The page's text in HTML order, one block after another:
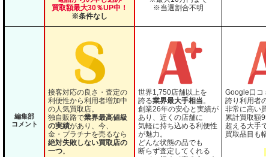
買取額最大30％UP中！
※条件なし
※当選割合不明
編集部
コメント
接客対応の良さ・査定の
利便性から利用者増加中
の人気買取店。
独自販路で業界最高値級
の実績があり、今、
金・プラチナを売るなら
絶対失敗しない買取店の
一つ。
世界1,750店舗以上を
誇る業界最大手相当 。
創業26年の安心と実績が
あり、近くの店舗に
気軽に持ち込める利便性
が魅力。
どんな状態の品でも
断らず査定してくれる
Google口コ
誇り利用者
非常に高い
累計買取額
超える大手
買取品目も